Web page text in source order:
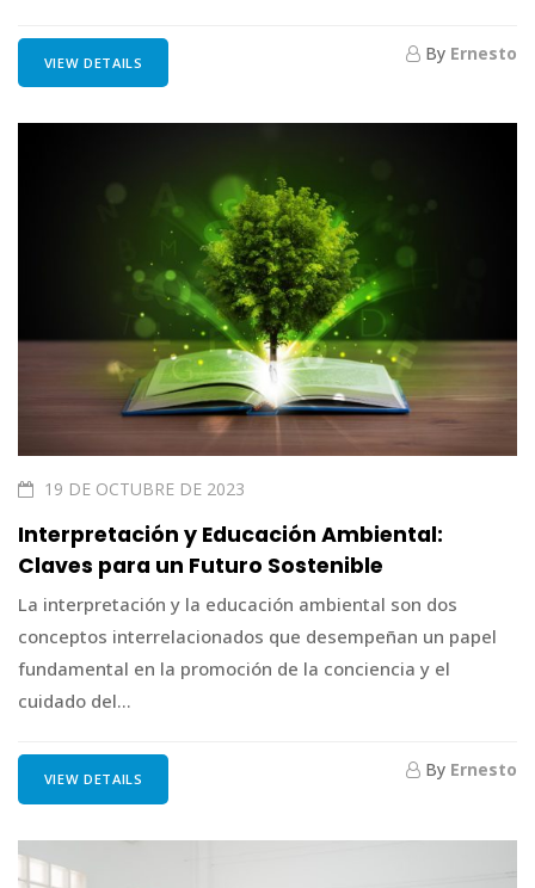
VIEW DETAILS By Ernesto
19 DE OCTUBRE DE 2023
Interpretación y Educación Ambiental:
Claves para un Futuro Sostenible
La interpretación y la educación ambiental son dos
conceptos interrelacionados que desempeñan un papel
fundamental en la promoción de la conciencia y el
cuidado del...
VIEW DETAILS By Ernesto